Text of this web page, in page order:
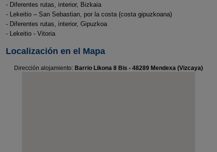
- Diferentes rutas, interior, Bizkaia
- Lekeitio – San Sebastian, por la costa (costa gipuzkoana)
- Diferentes rutas, interior, Gipuzkoa
- Lekeitio - Vitoria
Localización en el Mapa
Dirección alojamiento: Barrio Likona 8 Bis - 48289 Mendexa (Vizcaya)